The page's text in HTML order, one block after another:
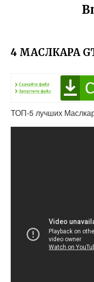
4 МАСЛКАРА
ТОП-5 лучших